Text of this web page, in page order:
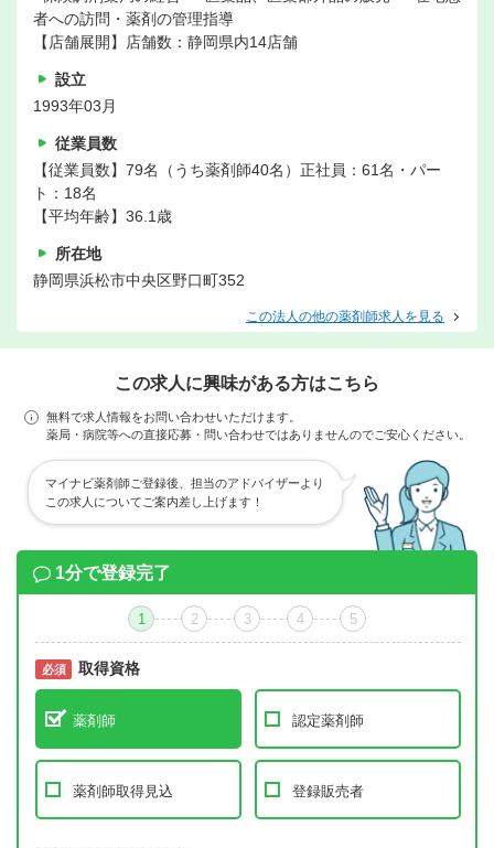
者への訪問・薬剤の管理指導
【店舗展開】店舗数：静岡県内14店舗
設立
1993年03月
従業員数
【従業員数】79名（うち薬剤師40名）正社員：61名・パー
ト：18名
【平均年齢】36.1歳
所在地
静岡県浜松市中央区野口町352
この法人の他の薬剤師求人を見る
この求人に興味がある方はこちら
無料で求人情報をお問い合わせいただけます。
薬局・病院等への直接応募・問い合わせではありませんのでご安心ください。
マイナビ薬剤師ご登録後、担当のアドバイザーより
この求人についてご案内差し上げます！
1分で登録完了
1 2 3 4 5
必須 取得資格
薬剤師 認定薬剤師
薬剤師取得見込 登録販売者